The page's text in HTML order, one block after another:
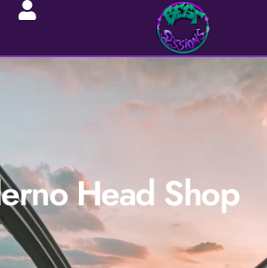
Head Shop